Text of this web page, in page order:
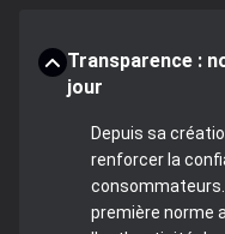
Transparence :
jour
Depuis sa
renforcer la
première norme